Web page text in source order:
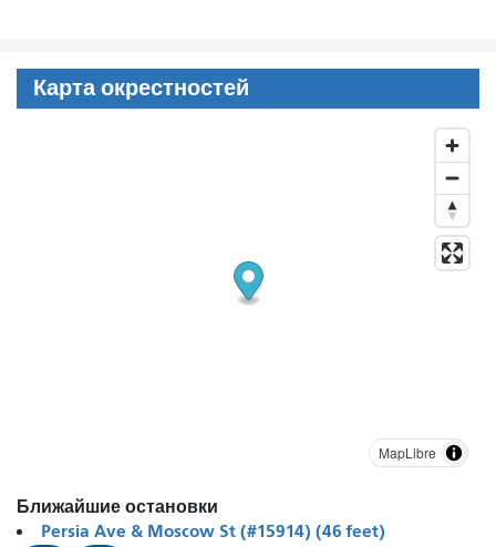
Карта окрестностей
MapLibre
Ближайшие остановки
Persia Ave & Moscow St (#15914) (46 feet)